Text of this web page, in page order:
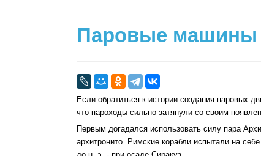
Паровые машины
Если обратиться к истории создания паровых
что пароходы сильно затянули со своим
Первым догадался использовать силу пара
архитронито. Римские корабли испытали на